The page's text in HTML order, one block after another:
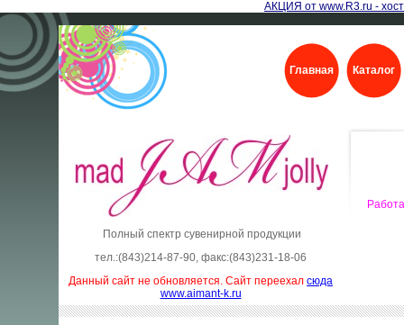
АКЦИЯ от www.R3.ru -
Главная Каталог
Полный спектр сувенирной продукции
тел.:(843)214-87-90, факс:(843)231-18-06
Данный сайт не обновляется. Сайт переехал сюда
www.aimant-k.ru